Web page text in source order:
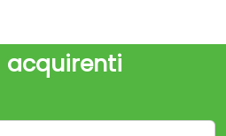
acquirenti